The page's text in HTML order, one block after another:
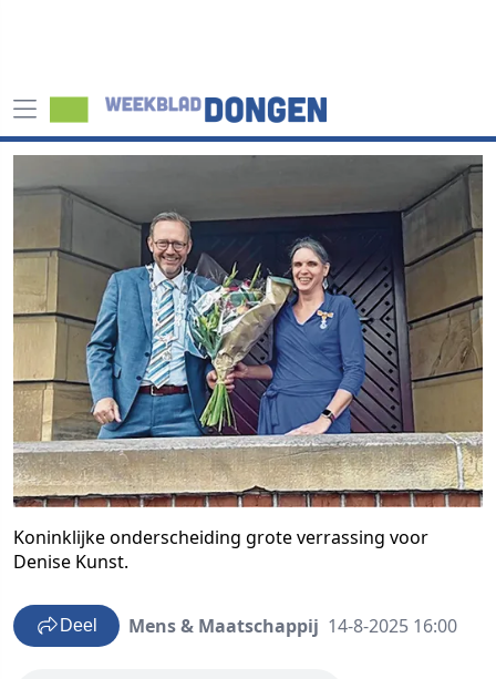
Koninklijke onderscheiding grote verrassing voor
Denise Kunst.
Deel Mens & Maatschappij 14-8-2025 16:00